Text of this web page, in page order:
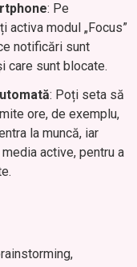
: Pe
activa modul „Focus”
notificări sunt
care sunt blocate.
: Poți seta să
ore, de exemplu,
la muncă, iar
active, pentru a